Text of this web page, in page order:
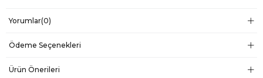
Yorumlar(0)
Ödeme Seçenekleri
Ürün Önerileri